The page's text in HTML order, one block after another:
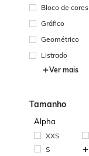
Bloco de cores
Gráfico
Geométrico
Listrado
Ver mais
Tamanho
Alpha
XXS
S